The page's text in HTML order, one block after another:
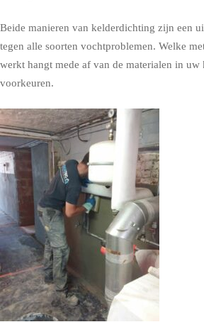
Beide manieren van kelderdichting zijn een
tegen alle soorten vochtproblemen. Welke
werkt hangt mede af van de materialen in
voorkeuren.